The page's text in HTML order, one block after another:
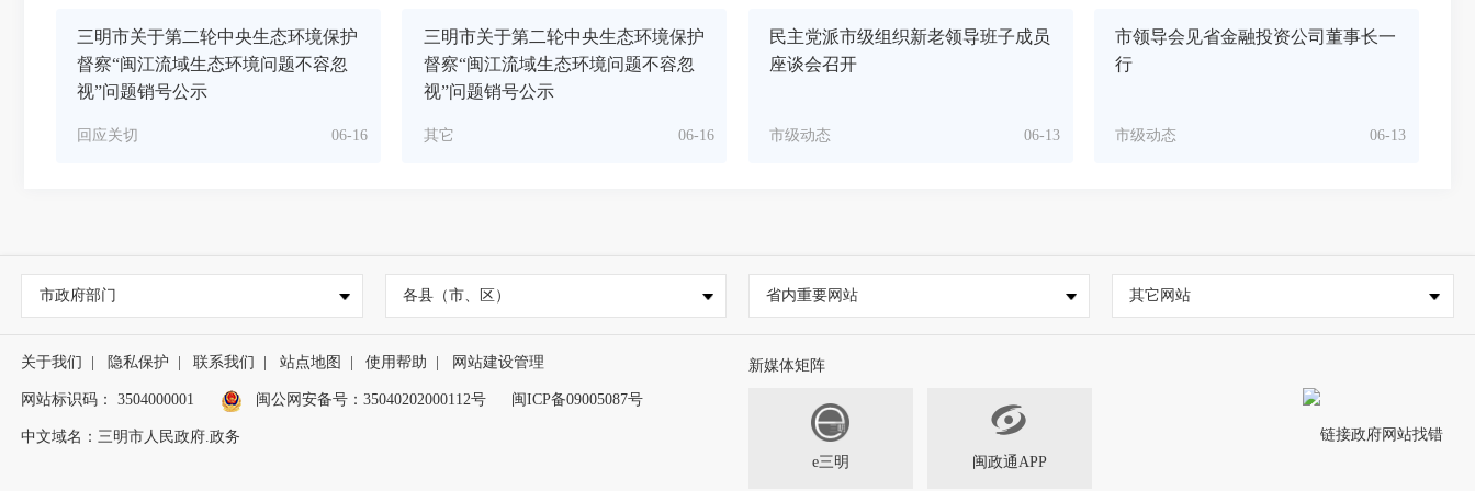
三明市关于第二轮中央生态环境保护
督察“闽江流域生态环境问题不容忽
视”问题销号公示
06-16
回应关切
三明市关于第二轮中央生态环境保护
督察“闽江流域生态环境问题不容忽
视”问题销号公示
06-16
其它
民主党派市级组织新老领导班子成员
座谈会召开
06-13
市级动态
市领导会见省金融投资公司董事长一
行
06-13
市级动态
市政府部门 各县（市、区） 省内重要网站 其它网站
关于我们 隐私保护 联系我们 站点地图 使用帮助 网站建设管理
网站标识码： 3504000001 闽公网安备号： 35040202000112号 闽ICP备09005087号
中文域名：三明市人民政府.政务
新媒体矩阵
e三明 闽政通APP